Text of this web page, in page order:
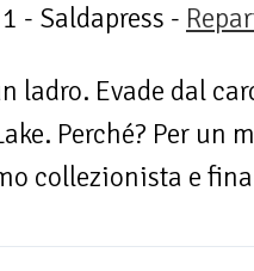
- Saldapress -
ladro. Evade dal
Perché? Per un
collezionista e